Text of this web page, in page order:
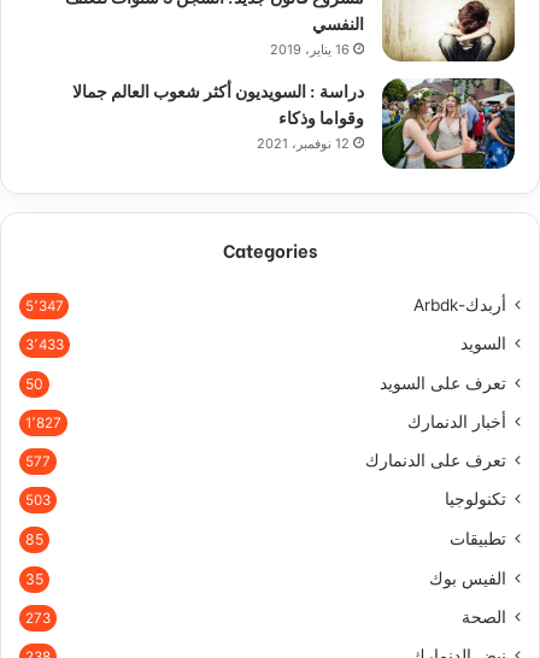
النفسي
16 يناير، 2019
دراسة : السويديون أكثر شعوب العالم جمالا
وقواما وذكاء
12 نوفمبر، 2021
Categories
أربدك-Arbdk 5٬347
السويد 3٬433
تعرف على السويد 50
أخبار الدنمارك 1٬827
تعرف على الدنمارك 577
تكنولوجيا 503
تطبيقات 85
الفيس بوك 35
الصحة 273